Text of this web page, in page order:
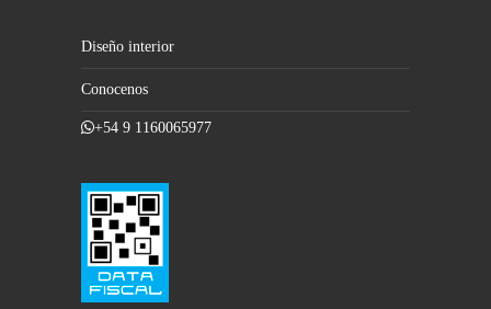
Diseño interior
Conocenos
+54 9 1160065977